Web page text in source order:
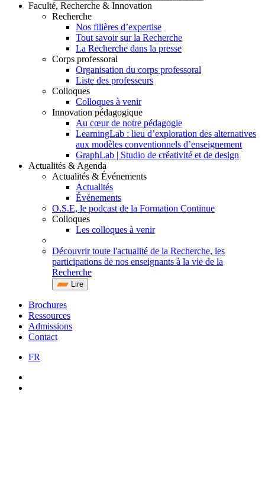
Faculté, Recherche & Innovation
Recherche
Nos filières d’expertise
Tout savoir sur la Recherche
La Recherche dans la presse
Corps professoral
Organisation du corps professoral
Liste des professeurs
Colloques
Colloques à venir
Innovation pédagogique
Au cœur de notre pédagogie
LearningLab : lieu d’exploration des alternatives
aux modèles conventionnels d’enseignement
GraphLab | Studio de créativité et de design
Actualités & Agenda
Actualités & Événements
Actualités
Événements
O.S.E, le podcast de la Formation Continue
Colloques
Les colloques à venir
Découvrir toute l'actualité de la Recherche, les
participations de nos enseignants à la vie de la
Recherche
Lire
Brochures
Ressources
Admissions
Contact
FR